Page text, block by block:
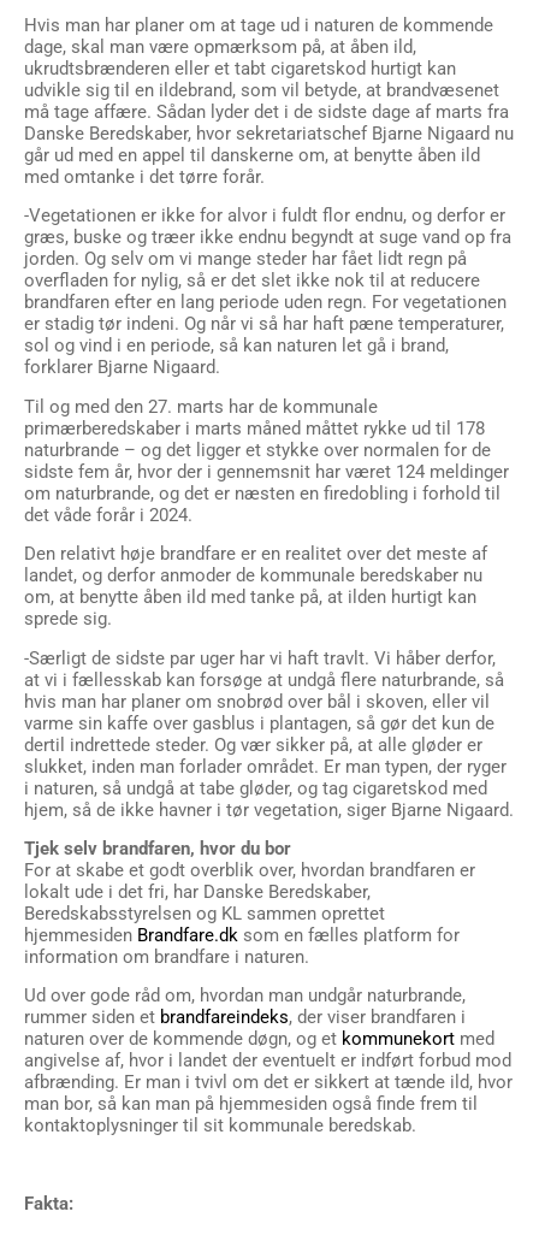
Hvis man har planer om at tage ud i naturen de kommende
dage, skal man være opmærksom på, at åben ild,
ukrudtsbrænderen eller et tabt cigaretskod hurtigt kan
udvikle sig til en ildebrand, som vil betyde, at brandvæsenet
må tage affære. Sådan lyder det i de sidste dage af marts fra
Danske Beredskaber, hvor sekretariatschef Bjarne Nigaard nu
går ud med en appel til danskerne om, at benytte åben ild
med omtanke i det tørre forår.
-Vegetationen er ikke for alvor i fuldt flor endnu, og derfor er
græs, buske og træer ikke endnu begyndt at suge vand op fra
jorden. Og selv om vi mange steder har fået lidt regn på
overfladen for nylig, så er det slet ikke nok til at reducere
brandfaren efter en lang periode uden regn. For vegetationen
er stadig tør indeni. Og når vi så har haft pæne temperaturer,
sol og vind i en periode, så kan naturen let gå i brand,
forklarer Bjarne Nigaard.
Til og med den 27. marts har de kommunale
primærberedskaber i marts måned måttet rykke ud til 178
naturbrande – og det ligger et stykke over normalen for de
sidste fem år, hvor der i gennemsnit har været 124 meldinger
om naturbrande, og det er næsten en firedobling i forhold til
det våde forår i 2024.
Den relativt høje brandfare er en realitet over det meste af
landet, og derfor anmoder de kommunale beredskaber nu
om, at benytte åben ild med tanke på, at ilden hurtigt kan
sprede sig.
-Særligt de sidste par uger har vi haft travlt. Vi håber derfor,
at vi i fællesskab kan forsøge at undgå flere naturbrande, så
hvis man har planer om snobrød over bål i skoven, eller vil
varme sin kaffe over gasblus i plantagen, så gør det kun de
dertil indrettede steder. Og vær sikker på, at alle gløder er
slukket, inden man forlader området. Er man typen, der ryger
i naturen, så undgå at tabe gløder, og tag cigaretskod med
hjem, så de ikke havner i tør vegetation, siger Bjarne Nigaard.
Tjek selv brandfaren, hvor du bor
For at skabe et godt overblik over, hvordan brandfaren er
lokalt ude i det fri, har Danske Beredskaber,
Beredskabsstyrelsen og KL sammen oprettet
hjemmesiden Brandfare.dk som en fælles platform for
information om brandfare i naturen.
Ud over gode råd om, hvordan man undgår naturbrande,
rummer siden et brandfareindeks, der viser brandfaren i
naturen over de kommende døgn, og et kommunekort med
angivelse af, hvor i landet der eventuelt er indført forbud mod
afbrænding. Er man i tvivl om det er sikkert at tænde ild, hvor
man bor, så kan man på hjemmesiden også finde frem til
kontaktoplysninger til sit kommunale beredskab.
Fakta: